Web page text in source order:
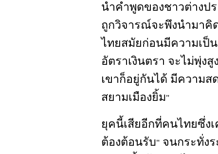
นำคำพูดของชาวต่างป
ถูกวิจารณ์จะพึงนำมาคิ
ไทยสมัยก่อนมีความเป็
อัตราเงินตรา จะไม่พุ่ง
เขาก็อยู่กันได้ มีความ
สยามเมืองยิ้ม"
ยุคนี้เสียอีกที่คนไทยซึ่ง
ต้องต้อนรับ" จนกระทั่ง